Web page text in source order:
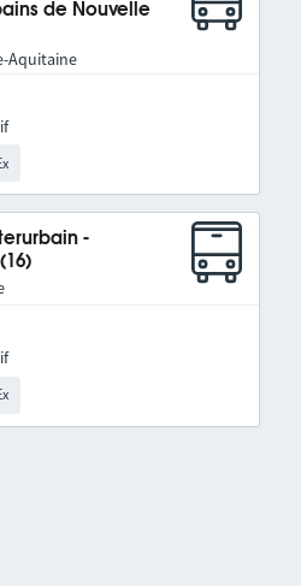
de Nouvelle
Aquitaine
-